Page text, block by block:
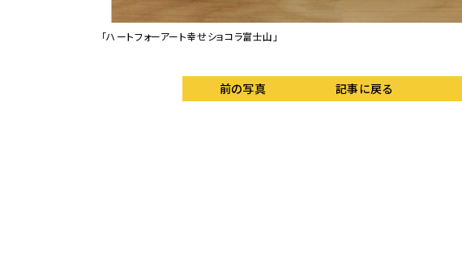
「ハートフォーアート幸せショコラ富士山」
前の写真 記事に戻る